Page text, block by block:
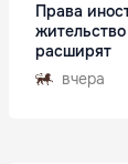
Права
расширят
вчера